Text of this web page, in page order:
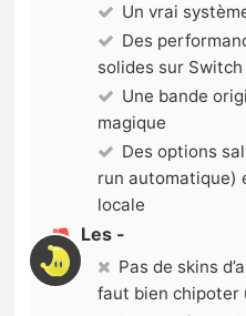
Un vrai
Des
solides sur Switch
Une bande
magique
Des options
run automatique)
locale
Les -
Pas de skins
faut bien chipoter